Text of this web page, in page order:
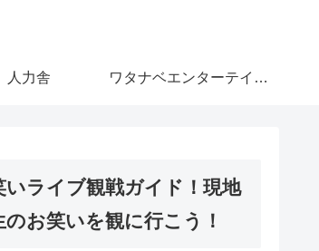
人力舎 ワタナベエンターテインメント
いライブ観戦ガイド！現地
のお笑いを観に行こう！